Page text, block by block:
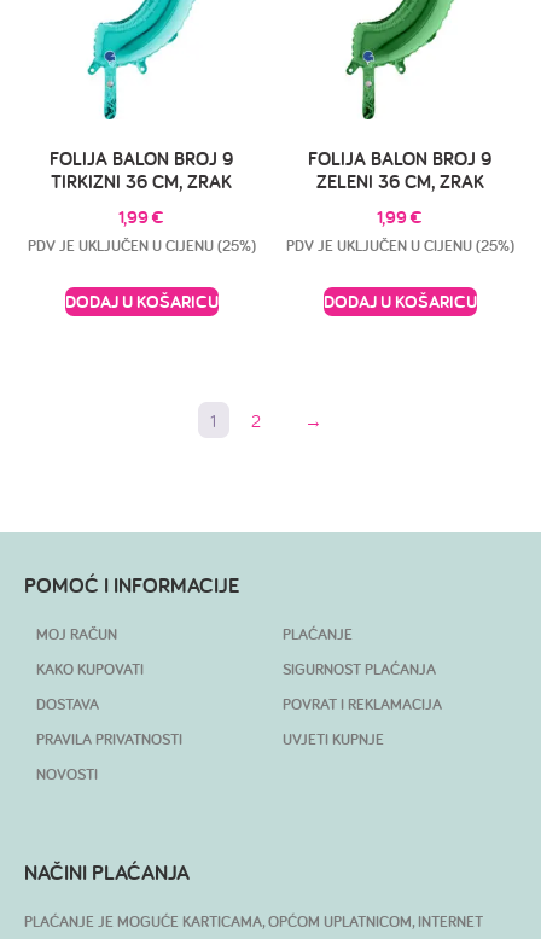
FOLIJA BALON BROJ 9
TIRKIZNI 36 CM, ZRAK
1,99€
PDV JE UKLJUČEN U CIJENU (25%)
DODAJ U KOŠARICU
FOLIJA BALON BROJ 9
ZELENI 36 CM, ZRAK
1,99€
PDV JE UKLJUČEN U CIJENU (25%)
DODAJ U KOŠARICU
1 2 →
POMOĆ I INFORMACIJE
MOJ RAČUN
KAKO KUPOVATI
DOSTAVA
PRAVILA PRIVATNOSTI
NOVOSTI
PLAĆANJE
SIGURNOST PLAĆANJA
POVRAT I REKLAMACIJA
UVJETI KUPNJE
NAČINI PLAĆANJA
PLAĆANJE JE MOGUĆE KARTICAMA, OPĆOM UPLATNICOM, INTERNET